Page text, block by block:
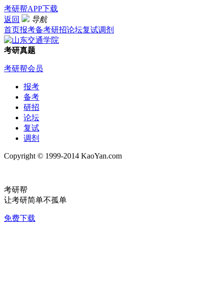
考研帮APP下载
返回
导航
首页报考备考研招论坛复试调剂
考研真题
考研帮会员
报考
备考
研招
论坛
复试
调剂
Copyright © 1999-2014 KaoYan.com
考研帮
让考研简单不孤单
免费下载